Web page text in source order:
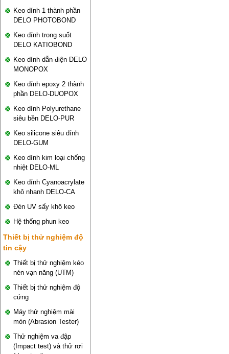
Keo dính 1 thành phần
DELO PHOTOBOND
Keo dính trong suốt
DELO KATIOBOND
Keo dính dẫn điện DELO
MONOPOX
Keo dính epoxy 2 thành
phần DELO-DUOPOX
Keo dính Polyurethane
siêu bền DELO-PUR
Keo silicone siêu dính
DELO-GUM
Keo dính kim loại chống
nhiệt DELO-ML
Keo dính Cyanoacrylate
khô nhanh DELO-CA
Đèn UV sấy khô keo
Hệ thống phun keo
Thiết bị thử nghiệm độ
tin cậy
Thiết bị thử nghiệm kéo
nén vạn năng (UTM)
Thiết bị thử nghiệm độ
cứng
Máy thử nghiệm mài
mòn (Abrasion Tester)
Thử nghiệm va đập
(Impact test) và thử rơi